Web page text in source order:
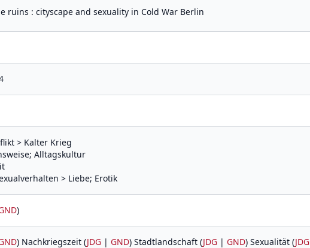
ruins : cityscape and sexuality in Cold War Berlin
> Kalter Krieg
Alltagskultur
> Liebe; Erotik
)
) Nachkriegszeit (JDG | GND) Stadtlandschaft (JDG | GND) Sexualität (JDG